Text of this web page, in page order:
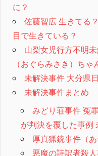
に？
佐藤智広 生きてる
目で生きている？
山梨女児行方不明
（おぐらみさき）ち
未解決事件 大分県
未解決事件まとめ
みどり荘事件 冤
が判決を覆した事例
厚真猟銃事件（
悪魔の詩訳者殺